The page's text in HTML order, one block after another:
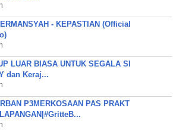
- KEPASTIAN (Official
LUAR BIASA UNTUK SEGALA SI
dan Keraj...
P3MERKOSAAN PAS PRAKT